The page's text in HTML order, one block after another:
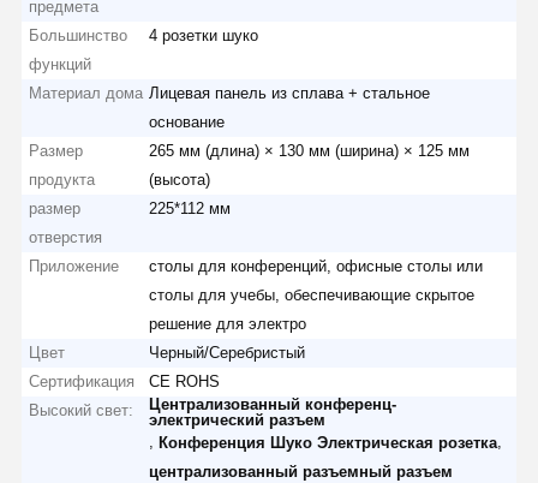
предмета
Большинство
функций
4 розетки шуко
Материал дома Лицевая панель из сплава + стальное
основание
Размер
продукта
265 мм (длина) × 130 мм (ширина) × 125 мм
(высота)
размер
отверстия
225*112 мм
Приложение
столы для конференций, офисные столы или
столы для учебы, обеспечивающие скрытое
решение для электро
Цвет
Черный/Серебристый
Сертификация
CE ROHS
Высокий свет:
Централизованный конференц-
электрический разъем
,Конференция Шуко Электрическая розетка
централизованный разъемный разъем